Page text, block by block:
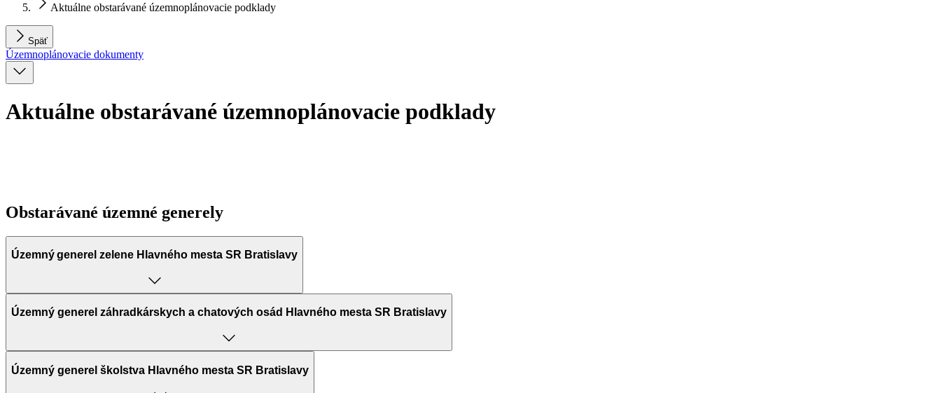
Aktuálne obstarávané územnoplánovacie podklady
Späť
Územnoplánovacie dokumenty
Aktuálne obstarávané územnoplánovacie podklady
Obstarávané územné generely
Územný generel zelene Hlavného mesta SR Bratislavy
Územný generel záhradkárskych a chatových osád Hlavného mesta SR Bratislavy
Územný generel školstva Hlavného mesta SR Bratislavy